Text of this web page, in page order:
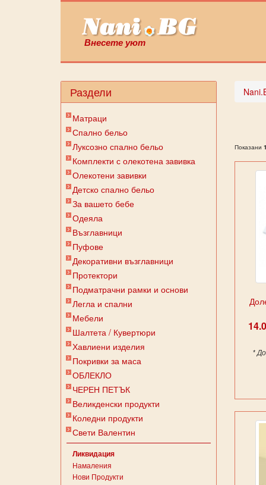
Внесете уют
Раздели
Матраци
Спално бельо
Луксозно спално бельо
Комплекти с олекотена завивка
Олекотени завивки
Детско спално бельо
За вашето бебе
Одеяла
Възглавници
Пуфове
Декоративни възглавници
Протектори
Подматрачни рамки и основи
Легла и спални
Мебели
Шалтета / Кувертюри
Хавлиени изделия
Покривки за маса
ОБЛЕКЛО
ЧЕРЕН ПЕТЪК
Великденски продукти
Коледни продукти
Свети Валентин
Ликвидация
Намаления
Нови Продукти
Показани
*